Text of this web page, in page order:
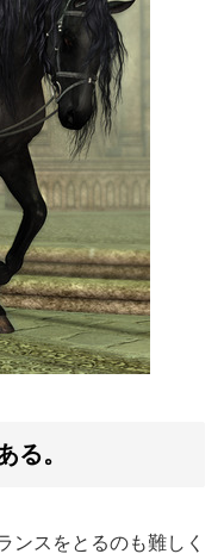
る。
ンスをとるのも難しく